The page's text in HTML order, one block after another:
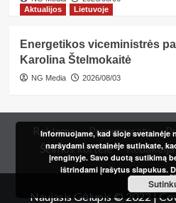
Aktualijos
Lietuvoje
Energetikos viceministrės
Karolina Štelmokaitė
NG Media 2026/08/03
Reklama Prenumerata
Šeimos kortelė
Redakcija
Naujasis Gėlupis © 2022|
Informuojame, kad šioje svetainėje
naršydami svetainėje sutinkate,
įrenginyje. Savo duotą sutikimą
ištrindami įrašytus slapukus.